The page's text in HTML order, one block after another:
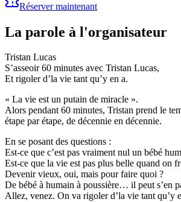
Réserver maintenant
La parole à l'organisateur
Tristan Lucas
S’asseoir 60 minutes avec Tristan Lucas,
Et rigoler d’la vie tant qu’y en a.
« La vie est un putain de miracle ».
Alors pendant 60 minutes, Tristan prend le
étape par étape, de décennie en décennie.
En se posant des questions :
Est-ce que c’est pas vraiment nul un bébé
Est-ce que la vie est pas plus belle quand on
Devenir vieux, oui, mais pour faire quoi ?
De bébé à humain à poussière… il peut s’en
Allez, venez. On va rigoler d’la vie tant qu’y